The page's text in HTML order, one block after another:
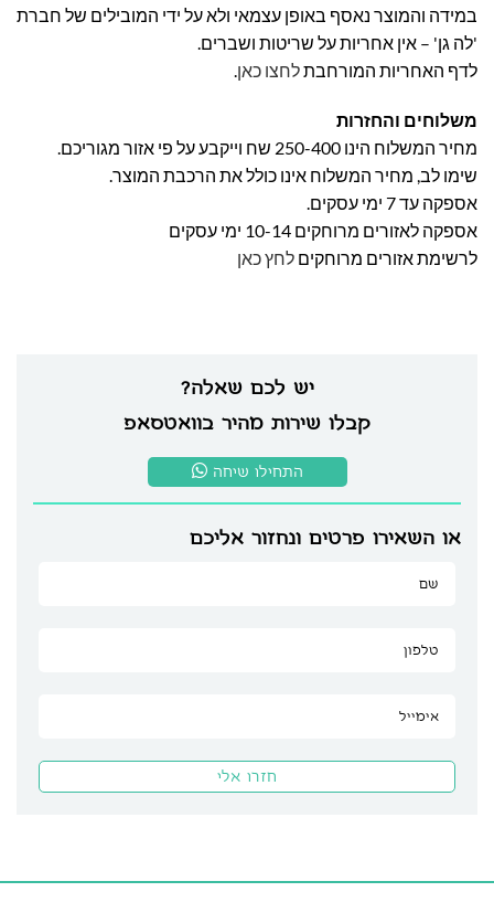
יש לכם שאלה?
קבלו שירות מהיר בוואטסאפ
התחילו שיחה
או השאירו פרטים ונחזור אליכם
במידה והמוצר נאסף באופן עצמאי ולא על ידי המובילים של חברת
'לה גן' – אין אחריות על שריטות ושברים.
לדף האחריות המורחבתלחצו כאן.
משלוחים והחזרות
מחיר המשלוח הינו 250-400 שח וייקבע על פי אזור מגוריכם.
שימו לב, מחיר המשלוח אינו כולל את הרכבת המוצר.
אספקה עד 7 ימי עסקים.
אספקה לאזורים מרוחקים 10-14 ימי עסקים
לרשימת אזורים מרוחקים לחץ כאן